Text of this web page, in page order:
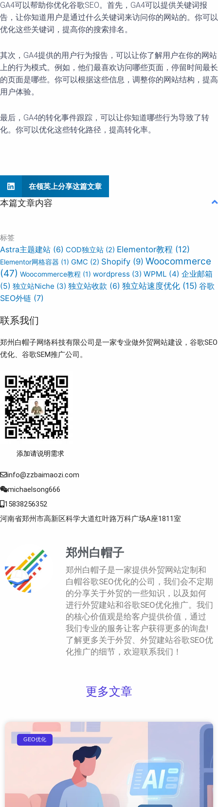
GA4可以帮助你优化谷歌SEO。首先，GA4可以提供关键词报
告，让你知道用户是通过什么关键词来访问你的网站的。你可以
优化这些关键词，提高你的搜索排名。
其次，GA4提供的用户行为报告，可以让你了解用户在你的网站
上的行为模式。例如，他们最喜欢访问哪些页面，停留时间最长
的页面是哪些。你可以根据这些信息，调整你的网站结构，提高
用户体验。
最后，GA4的转化事件跟踪，可以让你知道哪些行为导致了转
化。你可以优化这些转化路径，提高转化率。
在领英上分享这篇文章
本篇文章内容
标签
Astra主题建站 (6) COD独立站 (2) Elementor教程 (12)
Elementor网格容器 (1) GMC (2) Shopify (9) Woocommerce
(47) Woocommerce教程 (1) wordpress (3) WPML (4) 企业邮箱
(5) 独立站Niche (3) 独立站收款 (6) 独立站速度优化 (15) 谷歌
SEO外链 (7)
联系我们
郑州白帽子网络科技有限公司是一家专业做外贸网站建设，谷歌SEO
优化、谷歌SEM推广公司。
添加请说明需求
info@zzbaimaozi.com
michaelsong666
15838256352
河南省郑州市高新区科学大道红叶路万科广场A座1811室
郑州白帽子
郑州白帽子是一家提供外贸网站定制和
白帽谷歌SEO优化的公司，我们会不定期
的分享关于外贸的一些知识，以及如何
进行外贸建站和谷歌SEO优化推广。我们
的核心价值观是给客户提供价值，通过
我们专业的服务让客户获得更多的询盘!
了解更多关于外贸、外贸建站谷歌SEO优
化推广的细节，欢迎联系我们！
更多文章
GEO优化